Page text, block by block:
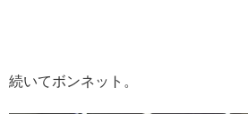
続いてボンネット。